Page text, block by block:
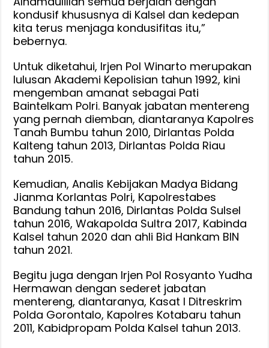
kondusif khususnya di Kalsel dan kedepan
kita terus menjaga kondusifitas itu,”
bebernya.
Untuk diketahui, Irjen Pol Winarto merupakan
lulusan Akademi Kepolisian tahun 1992, kini
mengemban amanat sebagai Pati
Baintelkam Polri. Banyak jabatan mentereng
yang pernah diemban, diantaranya Kapolres
Tanah Bumbu tahun 2010, Dirlantas Polda
Kalteng tahun 2013, Dirlantas Polda Riau
tahun 2015.
Kemudian, Analis Kebijakan Madya Bidang
Jianma Korlantas Polri, Kapolrestabes
Bandung tahun 2016, Dirlantas Polda Sulsel
tahun 2016, Wakapolda Sultra 2017, Kabinda
Kalsel tahun 2020 dan ahli Bid Hankam BIN
tahun 2021.
Begitu juga dengan Irjen Pol Rosyanto Yudha
Hermawan dengan sederet jabatan
mentereng, diantaranya, Kasat I Ditreskrim
Polda Gorontalo, Kapolres Kotabaru tahun
2011, Kabidpropam Polda Kalsel tahun 2013.